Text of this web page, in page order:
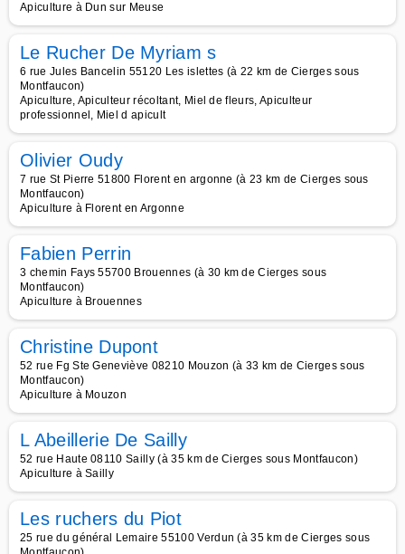
Apiculture à Dun sur Meuse
Le Rucher De Myriam s
6 rue Jules Bancelin 55120 Les islettes (à 22 km de Cierges sous
Montfaucon)
Apiculture, Apiculteur récoltant, Miel de fleurs, Apiculteur
professionnel, Miel d apicult
Olivier Oudy
7 rue St Pierre 51800 Florent en argonne (à 23 km de Cierges sous
Montfaucon)
Apiculture à Florent en Argonne
Fabien Perrin
3 chemin Fays 55700 Brouennes (à 30 km de Cierges sous
Montfaucon)
Apiculture à Brouennes
Christine Dupont
52 rue Fg Ste Geneviève 08210 Mouzon (à 33 km de Cierges sous
Montfaucon)
Apiculture à Mouzon
L Abeillerie De Sailly
52 rue Haute 08110 Sailly (à 35 km de Cierges sous Montfaucon)
Apiculture à Sailly
Les ruchers du Piot
25 rue du général Lemaire 55100 Verdun (à 35 km de Cierges sous